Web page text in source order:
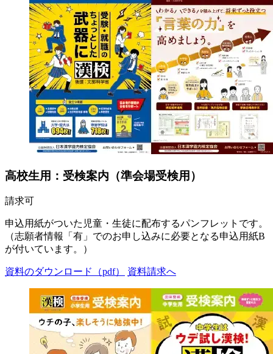
高校生用：受検案内（準会場受検用）
請求可
申込用紙がついた児童・生徒に配布するパンフレットです。
（志願者情報「有」でのお申し込みに必要となる申込用紙B
が付いています。）
資料のダウンロード（pdf） 資料請求へ